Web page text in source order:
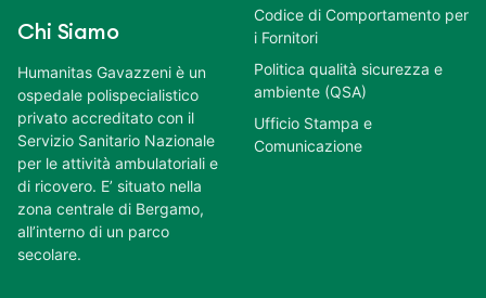
Chi Siamo
Humanitas Gavazzeni è un
ospedale polispecialistico
privato accreditato con il
Servizio Sanitario Nazionale
per le attività ambulatoriali e
di ricovero. E’ situato nella
zona centrale di Bergamo,
all’interno di un parco
secolare.
Codice di Comportamento per
i Fornitori
Politica qualità sicurezza e
ambiente (QSA)
Ufficio Stampa e
Comunicazione